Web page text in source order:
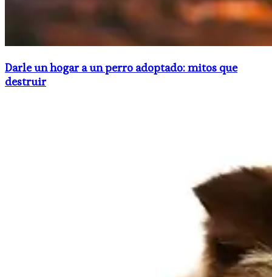
Darle un hogar a un perro adoptado: mitos que
destruir